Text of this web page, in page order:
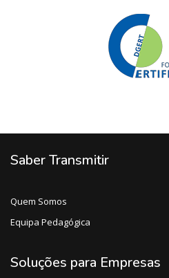
Saber Transmitir
Quem Somos
Equipa Pedagógica
Soluções para Empresas